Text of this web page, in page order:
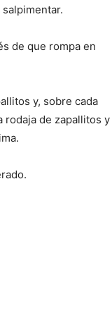
de que rompa en
y, sobre cada
rodaja de zapallitos y